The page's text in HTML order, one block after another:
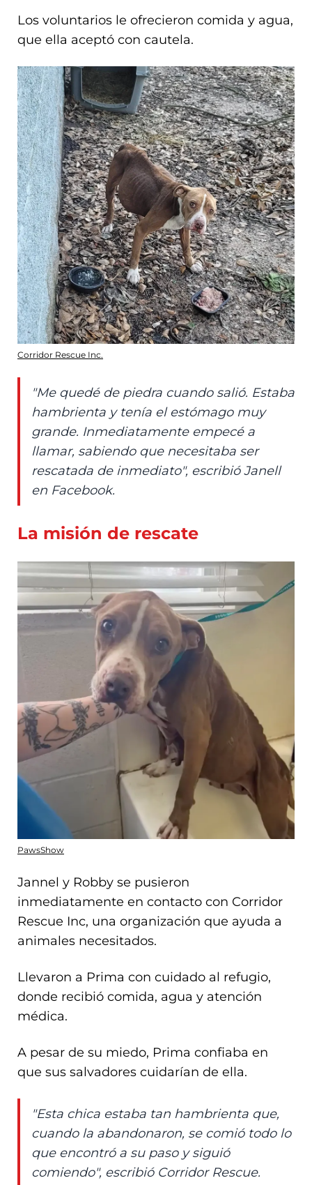
Los voluntarios le ofrecieron comida y agua,
que ella aceptó con cautela.
Corridor Rescue Inc.
"Me quedé de piedra cuando salió. Estaba
hambrienta y tenía el estómago muy
grande. Inmediatamente empecé a
llamar, sabiendo que necesitaba ser
rescatada de inmediato", escribió Janell
en Facebook.
La misión de rescate
PawsShow
Jannel y Robby se pusieron
inmediatamente en contacto con Corridor
Rescue Inc, una organización que ayuda a
animales necesitados.
Llevaron a Prima con cuidado al refugio,
donde recibió comida, agua y atención
médica.
A pesar de su miedo, Prima confiaba en
que sus salvadores cuidarían de ella.
"Esta chica estaba tan hambrienta que,
cuando la abandonaron, se comió todo lo
que encontró a su paso y siguió
comiendo", escribió Corridor Rescue.